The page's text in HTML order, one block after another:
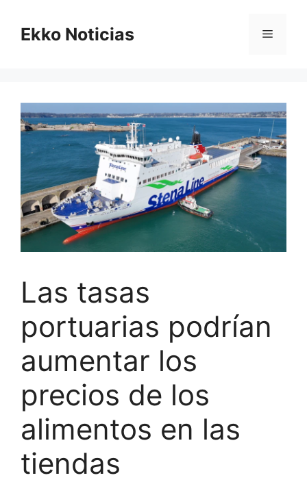
contenido
Ekko Noticias Menú
Las tasas
portuarias podrían
aumentar los
precios de los
alimentos en las
tiendas